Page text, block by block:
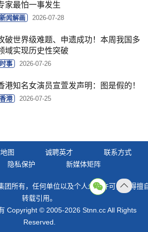
家最怕一事发生
新闻解画 2026-07-28
破世界级难题、申遗成功！本周我国多
域实现历史性突破
时事 2026-07-26
港知名女演员宣萱发声明：图是假的！
香港 2026-07-25
图 诚聘英才
联系方式
隐私保护 新媒体矩阵
团所有，任何单位以及个人未经许可，不得擅
转载引用。
Copyright © 2005-2026 Stnn.cc All Rights
Reserved.
顶部